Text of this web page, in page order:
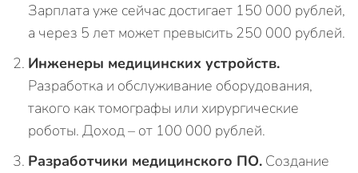
Зарплата уже сейчас достигает 150 000 рублей,
а через 5 лет может превысить 250 000 рублей.
Инженеры медицинских устройств.
Разработка и обслуживание оборудования,
такого как томографы или хирургические
роботы. Доход – от 100 000 рублей.
Разработчики медицинского ПО. Создание